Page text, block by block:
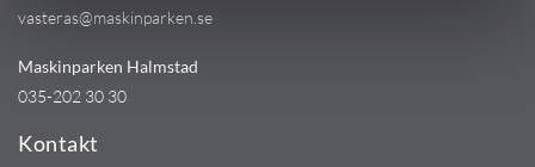
vasteras@maskinparken.se
Maskinparken Halmstad
035-202 30 30
Kontakt